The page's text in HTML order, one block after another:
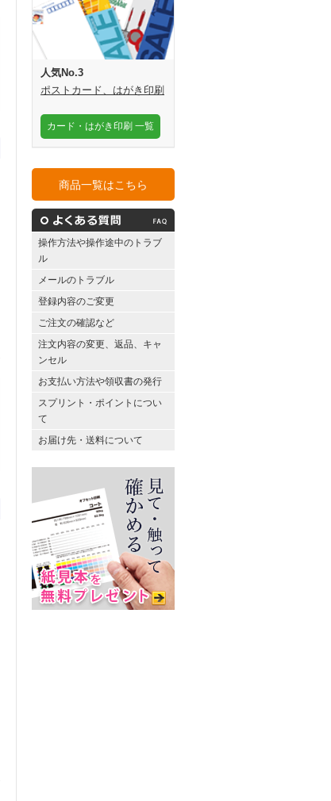
人気No.3
ポストカード、はがき印刷
カード・はがき印刷 一覧
商品一覧はこちら
操作方法や操作途中のトラブ
ル
メールのトラブル
登録内容のご変更
ご注文の確認など
注文内容の変更、返品、キャ
ンセル
お支払い方法や領収書の発行
スプリント・ポイントについ
て
お届け先・送料について